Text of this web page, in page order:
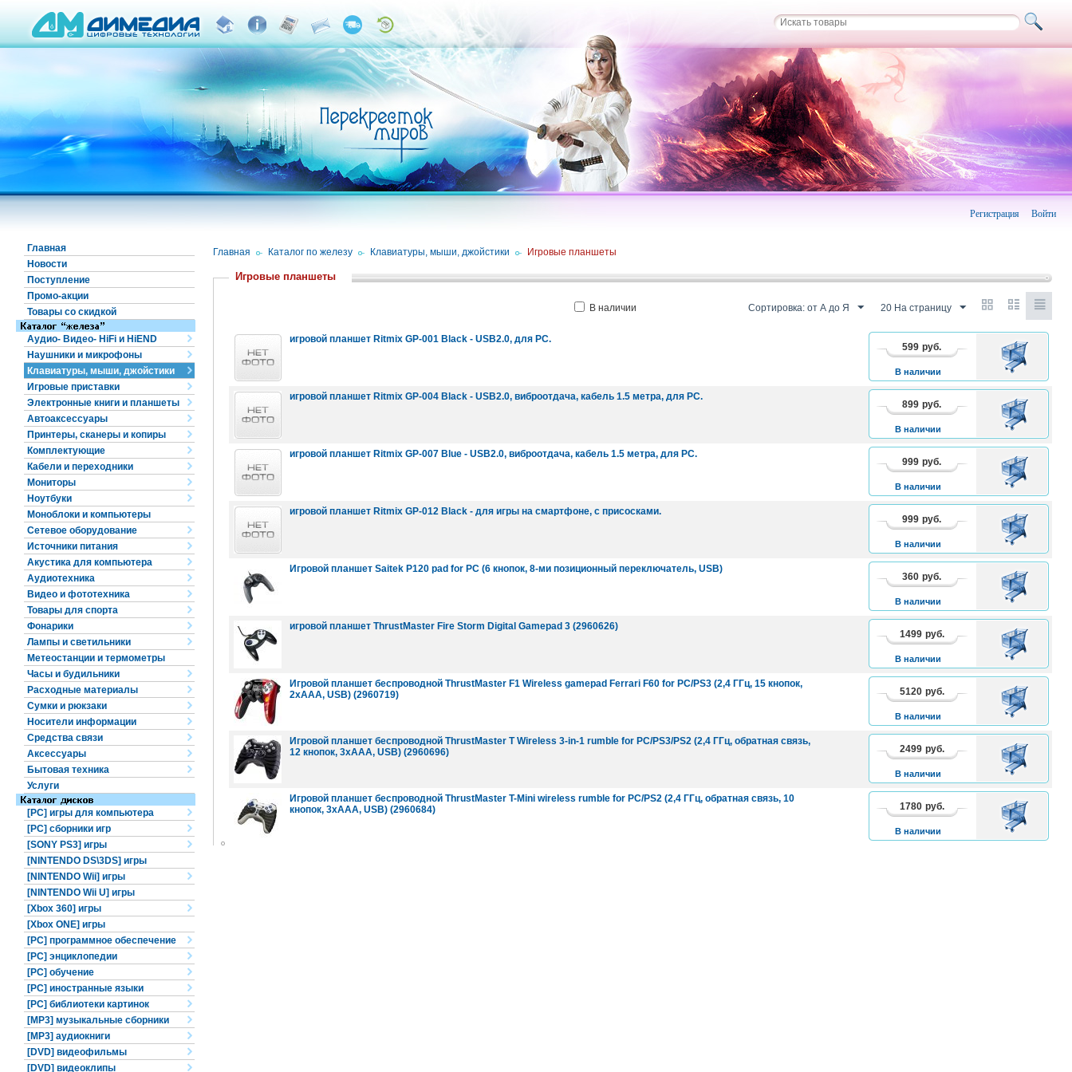
Войти
Регистрация
Главная
Новости
Поступление
Промо-акции
Товары со скидкой
Аудио- Видео- HiFi и HiEND
Наушники и микрофоны
Клавиатуры, мыши, джойстики
Игровые приставки
Электронные книги и планшеты
Автоаксессуары
Принтеры, сканеры и копиры
Комплектующие
Кабели и переходники
Мониторы
Ноутбуки
Моноблоки и компьютеры
Сетевое оборудование
Источники питания
Акустика для компьютера
Аудиотехника
Видео и фототехника
Товары для спорта
Фонарики
Лампы и светильники
Метеостанции и термометры
Часы и будильники
Расходные материалы
Сумки и рюкзаки
Носители информации
Средства связи
Аксессуары
Бытовая техника
Услуги
[PC] игры для компьютера
[PC] сборники игр
[SONY PS3] игры
[NINTENDO DS\3DS] игры
[NINTENDO Wii] игры
[NINTENDO Wii U] игры
[Xbox 360] игры
[Xbox ONE] игры
[PC] программное обеспечение
[PC] энциклопедии
[PC] обучение
[PC] иностранные языки
[PC] библиотеки картинок
[MP3] музыкальные сборники
[MP3] аудиокниги
[DVD] видеофильмы
[DVD] видеоклипы
Главная / Каталог по железу / Клавиатуры, мыши, джойстики / Игровые планшеты
В наличии
Игровые планшеты
Сортировка: от А до Я 20 На страницу
игровой планшет Ritmix GP-001 Black - USB2.0, для PC.
599 руб.
В наличии
В
КОРЗИНУ
игровой планшет Ritmix GP-004 Black - USB2.0, виброотдача, кабель 1.5 метра, для PC.
899 руб.
В наличии
В
КОРЗИНУ
игровой планшет Ritmix GP-007 Blue - USB2.0, виброотдача, кабель 1.5 метра, для PC.
999 руб.
В наличии
В
КОРЗИНУ
игровой планшет Ritmix GP-012 Black - для игры на смартфоне, с присосками.
999 руб.
В наличии
В
КОРЗИНУ
Игровой планшет Saitek P120 pad for PC (6 кнопок, 8-ми позиционный переключатель, USB)
360 руб.
В наличии
В
КОРЗИНУ
игровой планшет ThrustMaster Fire Storm Digital Gamepad 3 (2960626)
1499 руб.
В наличии
В
КОРЗИНУ
Игровой планшет беспроводной ThrustMaster F1 Wireless gamepad Ferrari F60 for PC/PS3 (2,4 ГГц, 15 кнопок,
2xAAA, USB) (2960719)
5120 руб.
В наличии
В
КОРЗИНУ
Игровой планшет беспроводной ThrustMaster T Wireless 3-in-1 rumble for PC/PS3/PS2 (2,4 ГГц, обратная связь,
12 кнопок, 3xAAA, USB) (2960696)
2499 руб.
В наличии
В
КОРЗИНУ
Игровой планшет беспроводной ThrustMaster T-Mini wireless rumble for PC/PS2 (2,4 ГГц, обратная связь, 10
кнопок, 3xAAA, USB) (2960684)
1780 руб.
В наличии
В
КОРЗИНУ